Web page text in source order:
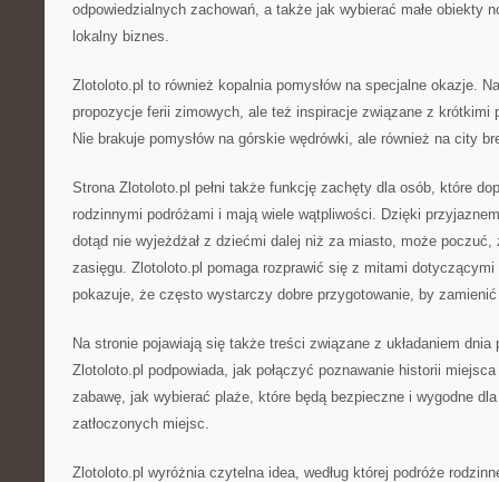
odpowiedzialnych zachowań, a także jak wybierać małe obiekty
lokalny biznes.
Zlotoloto.pl to również kopalnia pomysłów na specjalne okazje.
propozycje ferii zimowych, ale też inspiracje związane z krótkimi
Nie brakuje pomysłów na górskie wędrówki, ale również na city
Strona Zlotoloto.pl pełni także funkcję zachęty dla osób, które
rodzinnymi podróżami i mają wiele wątpliwości. Dzięki
dotąd nie wyjeżdżał z dziećmi dalej niż za miasto, może
zasięgu. Zlotoloto.pl pomaga rozprawić się z mitami
pokazuje, że często wystarczy dobre przygotowanie, by
Na stronie pojawiają się także treści związane z układaniem
Zlotoloto.pl podpowiada, jak połączyć poznawanie historii
zabawę, jak wybierać plaże, które będą bezpieczne i wygodne
zatłoczonych miejsc.
Zlotoloto.pl wyróżnia czytelna idea, według której podróże